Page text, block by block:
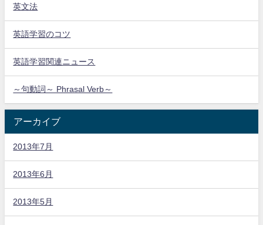
英文法
英語学習のコツ
英語学習関連ニュース
～句動詞～ Phrasal Verb～
アーカイブ
2013年7月
2013年6月
2013年5月